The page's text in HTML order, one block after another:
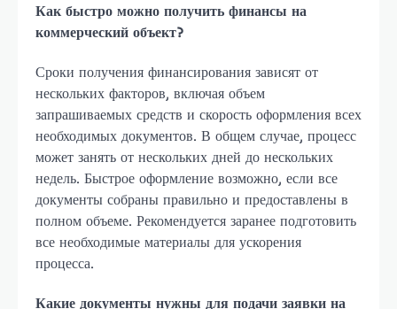
Как быстро можно получить финансы на
коммерческий объект?
Сроки получения финансирования зависят от
нескольких факторов, включая объем
запрашиваемых средств и скорость оформления всех
необходимых документов. В общем случае, процесс
может занять от нескольких дней до нескольких
недель. Быстрое оформление возможно, если все
документы собраны правильно и предоставлены в
полном объеме. Рекомендуется заранее подготовить
все необходимые материалы для ускорения
процесса.
Какие документы нужны для подачи заявки на